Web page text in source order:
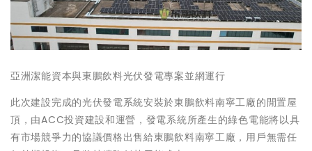
亞洲潔能資本與東鵬飲料光伏發電專案並網運行
此次建設完成的光伏發電系統安裝於東鵬飲料南寧工廠的閒置屋
頂，由ACC投資建設和運營，發電系統所產生的綠色電能將以具
有市場競爭力的協議價格出售給東鵬飲料南寧工廠，用戶無需任